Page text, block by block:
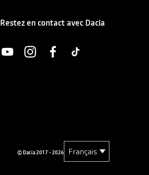
Restez en contact avec Dacia
© Dacia 2017 - 2026